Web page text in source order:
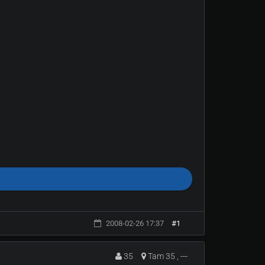
2008-02-26 17:37 #1
35 Tam 35 , ---